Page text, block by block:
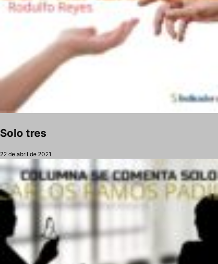
Solo tres
22 de abril de 2021